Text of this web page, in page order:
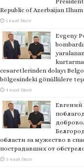
Republic of Azerbaijan Ilham
1 saat önce
Evgeny
cesaretlerinden dolayı
bölgesindeki gönüllülere
4 saat önce
области за мужество в
пострадавших от
5 saat önce